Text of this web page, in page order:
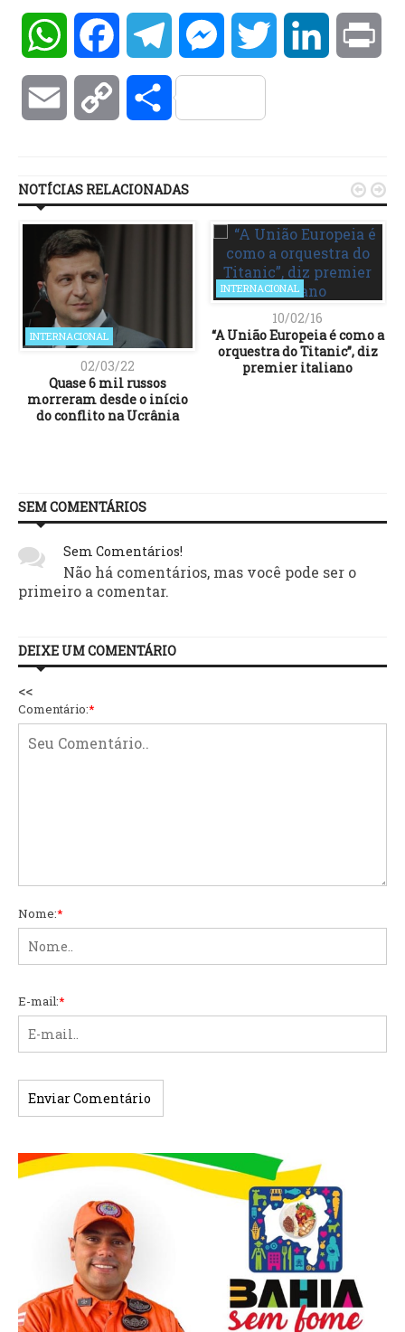
WhatsAppFacebookTelegramMessengerTwitter LinkedIn
Email Copy Compartilhar
NOTÍCIAS RELACIONADAS
INTERNACIONAL
02/03/22
Quase 6 mil russos
morreram desde o início
do conflito na Ucrânia
INTERNACIONAL
10/02/16
“A União Europeia é como a
orquestra do Titanic”, diz
premier italiano
 
SEM COMENTÁRIOS
Sem Comentários!
Não há comentários, mas você pode ser o
primeiro a comentar.
DEIXE UM COMENTÁRIO
<<
Comentário:*
Nome:*
E-mail:*